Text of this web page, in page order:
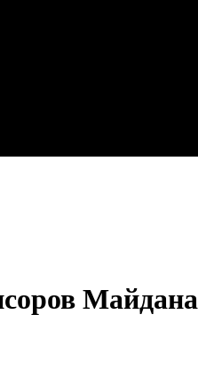
Майдана